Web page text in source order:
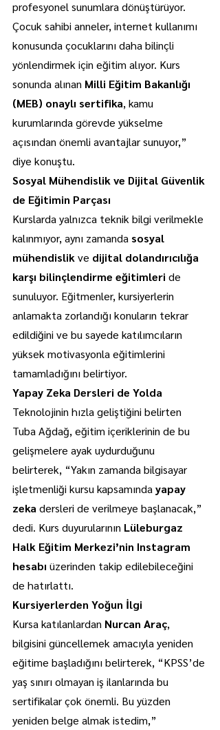
profesyonel sunumlara dönüştürüyor.
Çocuk sahibi anneler, internet kullanımı
konusunda çocuklarını daha bilinçli
yönlendirmek için eğitim alıyor. Kurs
sonunda alınan Milli Eğitim Bakanlığı
(MEB) onaylı sertifika, kamu
kurumlarında görevde yükselme
açısından önemli avantajlar sunuyor,”
diye konuştu.
Sosyal Mühendislik ve Dijital Güvenlik
de Eğitimin Parçası
Kurslarda yalnızca teknik bilgi verilmekle
kalınmıyor, aynı zamanda sosyal
mühendislik ve dijital dolandırıcılığa
karşı bilinçlendirme eğitimleri de
sunuluyor. Eğitmenler, kursiyerlerin
anlamakta zorlandığı konuların tekrar
edildiğini ve bu sayede katılımcıların
yüksek motivasyonla eğitimlerini
tamamladığını belirtiyor.
Yapay Zeka Dersleri de Yolda
Teknolojinin hızla geliştiğini belirten
Tuba Ağdağ, eğitim içeriklerinin de bu
gelişmelere ayak uydurduğunu
belirterek, “Yakın zamanda bilgisayar
işletmenliği kursu kapsamında yapay
zeka dersleri de verilmeye başlanacak,”
dedi. Kurs duyurularının Lüleburgaz
Halk Eğitim Merkezi’nin Instagram
hesabı üzerinden takip edilebileceğini
de hatırlattı.
Kursiyerlerden Yoğun İlgi
Kursa katılanlardan Nurcan Araç,
bilgisini güncellemek amacıyla yeniden
eğitime başladığını belirterek, “KPSS’de
yaş sınırı olmayan iş ilanlarında bu
sertifikalar çok önemli. Bu yüzden
yeniden belge almak istedim,”